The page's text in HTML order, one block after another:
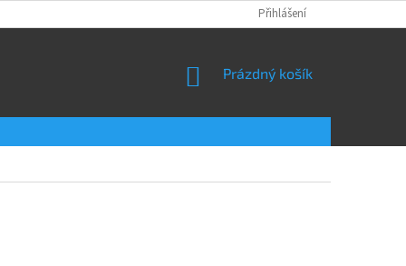
Přihlášení
NÁKUPNÍ
Prázdný košík